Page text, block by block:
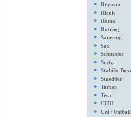
●
Reymon
●
Ricoh
●
Roma
●
Rotring
●
Samsung
●
Sax
●
Schneider
●
Scriva
●
Stabillo Boss
●
Staedtler
●
Tartan
●
Tesa
●
UHU
●
Uni / Uniball